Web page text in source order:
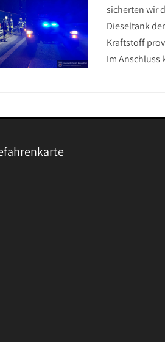
sicherten wir
Dieseltank
Kraftstoff
Im Anschluss